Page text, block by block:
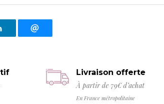
Livraison offerte
À partir de 79€ d’achat
En France métropolitaine